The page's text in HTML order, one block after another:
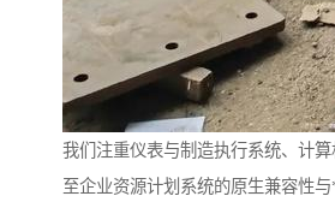
我们注重仪表与制造执行系统、计
至企业资源计划系统的原生兼容性